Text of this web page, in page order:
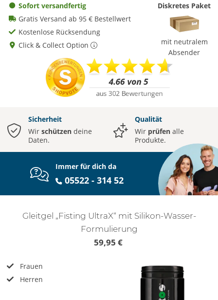
Sofort versandfertig
Gratis Versand ab 95 € Bestellwert
Kostenlose Rücksendung
Click & Collect Option
Diskretes Paket
mit neutralem
Absender
Sicherheit
Wir schützen deine
Daten.
Qualität
Wir prüfen alle
Produkte.
Immer für dich da
05522 - 314 52
Gleitgel „Fisting UltraX“ mit Silikon-Wasser-
Formulierung
59,95 €
Frauen
Herren